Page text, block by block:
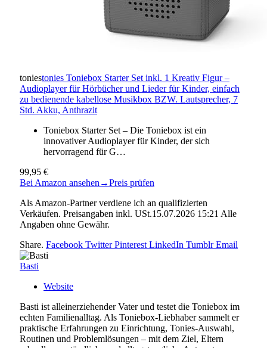
toniestonies Toniebox Starter Set inkl. 1 Kreativ Figur –
Audioplayer für Hörbücher und Lieder für Kinder, einfach
zu bedienende kabellose Musikbox BZW. Lautsprecher, 7
Std. Akku, Anthrazit
Toniebox Starter Set – Die Toniebox ist ein
innovativer Audioplayer für Kinder, der sich
hervorragend für G…
99,95 €
Bei Amazon ansehen →Preis prüfen
Als Amazon-Partner verdiene ich an qualifizierten
Verkäufen. Preisangaben inkl. USt.15.07.2026 15:21 Alle
Angaben ohne Gewähr.
Share. Facebook Twitter Pinterest LinkedIn Tumblr Email
Basti
Website
Basti ist alleinerziehender Vater und testet die Toniebox im
echten Familienalltag. Als Toniebox-Liebhaber sammelt er
praktische Erfahrungen zu Einrichtung, Tonies-Auswahl,
Routinen und Problemlösungen – mit dem Ziel, Eltern